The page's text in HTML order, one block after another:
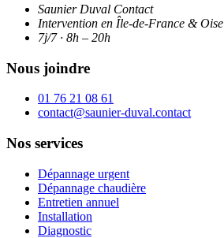
Saunier Duval Contact
Intervention en Île-de-France & Oise
7j/7 · 8h – 20h
Nous joindre
01 76 21 08 61
contact@saunier-duval.contact
Nos services
Dépannage urgent
Dépannage chaudière
Entretien annuel
Installation
Diagnostic